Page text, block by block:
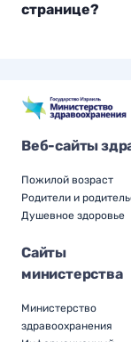
странице?
Веб-сайты
Пожилой возраст
Родители и
Душевное здоровье
Сайты
министерства
Министерство
здравоохранения